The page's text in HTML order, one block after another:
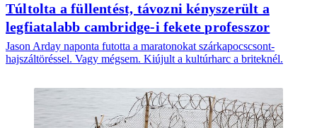
Túltolta a füllentést, távozni kényszerült a
legfiatalabb cambridge-i fekete professzor
Jason Arday naponta futotta a maratonokat szárkapocscsont-
hajszáltöréssel. Vagy mégsem. Kiújult a kultúrharc a briteknél.